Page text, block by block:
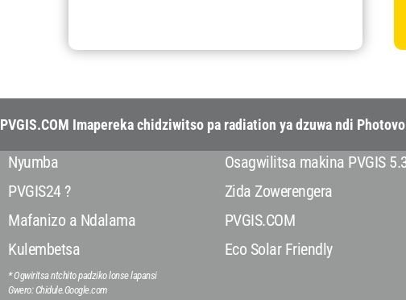
PVGIS.COM Imapereka chidziwitso pa radiation ya dzuwa ndi
Nyumba
PVGIS24 ?
Mafanizo a Ndalama
Kulembetsa
Osagwilitsa makina PVGIS
Zida Zowerengera
PVGIS.COM
Eco Solar Friendly
* Ogwiritsa ntchito padziko lonse lapansi
Gwero: Chidule.Google.com